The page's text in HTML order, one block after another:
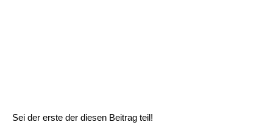
Sei der erste der diesen Beitrag teil!